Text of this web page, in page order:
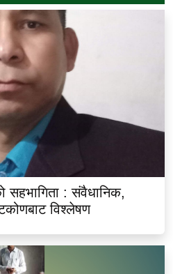
सहभागिता : संवैधानिक,
विश्लेषण